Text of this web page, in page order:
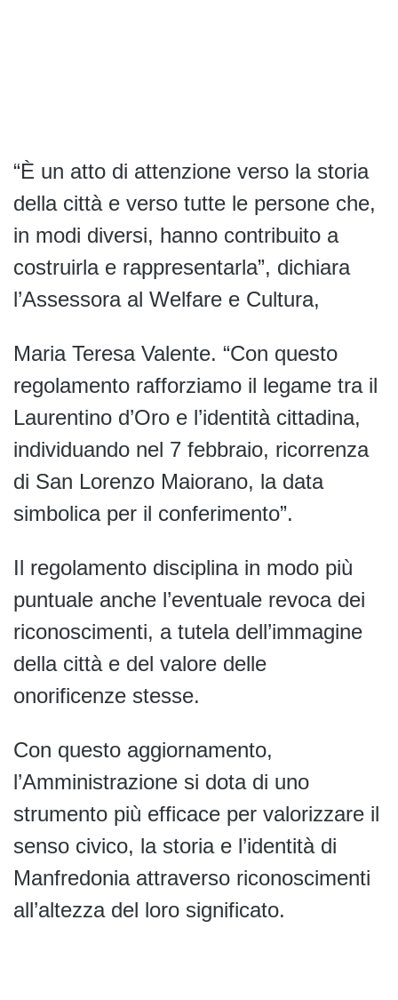
“È un atto di attenzione verso la storia
della città e verso tutte le persone che,
in modi diversi, hanno contribuito a
costruirla e rappresentarla”, dichiara
l’Assessora al Welfare e Cultura,
Maria Teresa Valente. “Con questo
regolamento rafforziamo il legame tra il
Laurentino d’Oro e l’identità cittadina,
individuando nel 7 febbraio, ricorrenza
di San Lorenzo Maiorano, la data
simbolica per il conferimento”.
Il regolamento disciplina in modo più
puntuale anche l’eventuale revoca dei
riconoscimenti, a tutela dell’immagine
della città e del valore delle
onorificenze stesse.
Con questo aggiornamento,
l’Amministrazione si dota di uno
strumento più efficace per valorizzare il
senso civico, la storia e l’identità di
Manfredonia attraverso riconoscimenti
all’altezza del loro significato.